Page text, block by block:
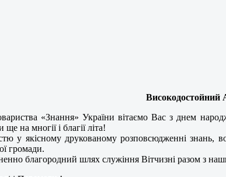
Високодостойний
«Знання» України вітаємо Вас з днем
на многії і благії літа!
у якісному друкованому розповсюдженні
громади.
благородний шлях служіння Вітчизні разом з